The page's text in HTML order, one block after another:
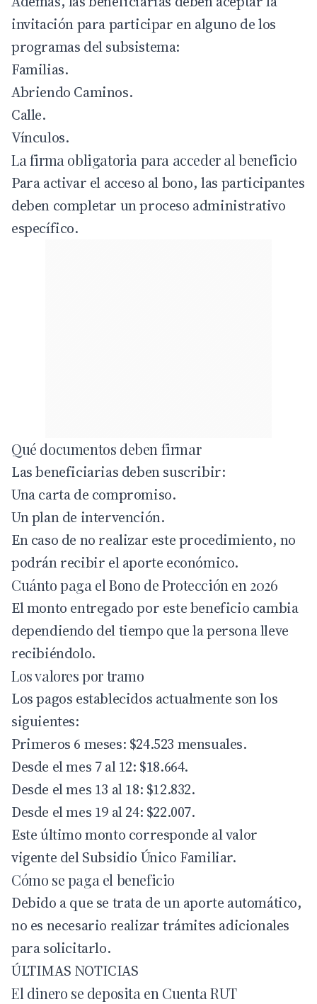
invitación para participar en alguno de los
programas del subsistema:
Familias.
Abriendo Caminos.
Calle.
Vínculos.
La firma obligatoria para acceder al beneficio
Para activar el acceso al bono, las participantes
deben completar un proceso administrativo
específico.
Qué documentos deben firmar
Las beneficiarias deben suscribir:
Una carta de compromiso.
Un plan de intervención.
En caso de no realizar este procedimiento, no
podrán recibir el aporte económico.
Cuánto paga el Bono de Protección en 2026
El monto entregado por este beneficio cambia
dependiendo del tiempo que la persona lleve
recibiéndolo.
Los valores por tramo
Los pagos establecidos actualmente son los
siguientes:
Primeros 6 meses: $24.523 mensuales.
Desde el mes 7 al 12: $18.664.
Desde el mes 13 al 18: $12.832.
Desde el mes 19 al 24: $22.007.
Este último monto corresponde al valor
vigente delSubsidio Único Familiar.
Cómo se paga el beneficio
Debido a que se trata de un aporte automático,
no es necesario realizar trámites adicionales
para solicitarlo.
ÚLTIMAS NOTICIAS
El dinero se deposita en Cuenta RUT